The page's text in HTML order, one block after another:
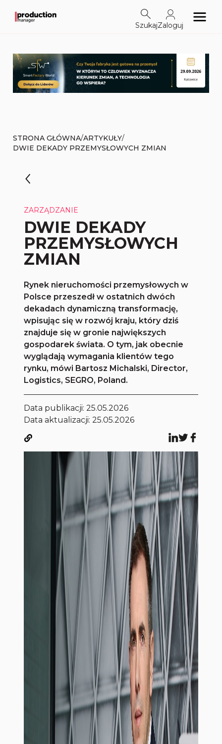
SzukajZaloguj
STRONA GŁÓWNA/ARTYKUŁY/
DWIE DEKADY PRZEMYSŁOWYCH ZMIAN
ZARZĄDZANIE
DWIE DEKADY
PRZEMYSŁOWYCH
ZMIAN
Rynek nieruchomości przemysłowych w
Polsce przeszedł w ostatnich dwóch
dekadach dynamiczną transformację,
wpisując się w rozwój kraju, który dziś
znajduje się w gronie największych
gospodarek świata. O tym, jak obecnie
wyglądają wymagania klientów tego
rynku, mówi Bartosz Michalski, Director,
Logistics, SEGRO, Poland.
Data publikacji:25.05.2026
Data aktualizacji: 25.05.2026